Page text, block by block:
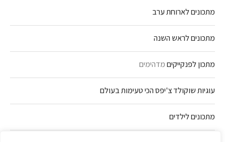
מתכונים לארוחת ערב
מתכונים לראש השנה
מתכון לפנקייקיםמדהימים
עוגיות שוקולד צ'יפס הכי טעימות בעולם
מתכונים לילדים